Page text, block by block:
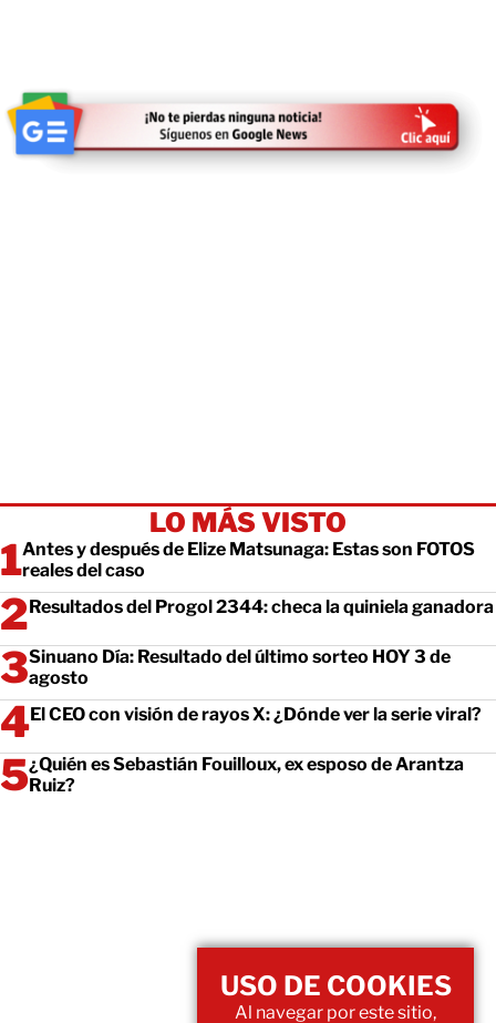
LO MÁS VISTO
Antes y después de Elize Matsunaga: Estas son FOTOS
reales del caso
Resultados del Progol 2344: checa la quiniela ganadora
Sinuano Día: Resultado del último sorteo HOY 3 de
agosto
El CEO con visión de rayos X: ¿Dónde ver la serie viral?
¿Quién es Sebastián Fouilloux, ex esposo de Arantza
Ruiz?
USO DE COOKIES
Al navegar por este sitio,